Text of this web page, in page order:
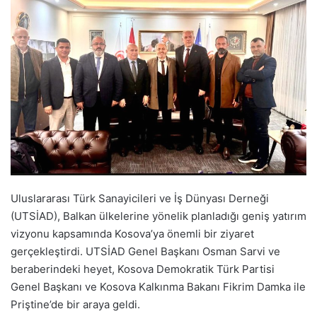
Uluslararası Türk Sanayicileri ve İş Dünyası Derneği
(UTSİAD), Balkan ülkelerine yönelik planladığı geniş yatırım
vizyonu kapsamında Kosova’ya önemli bir ziyaret
gerçekleştirdi. UTSİAD Genel Başkanı Osman Sarvi ve
beraberindeki heyet, Kosova Demokratik Türk Partisi
Genel Başkanı ve Kosova Kalkınma Bakanı Fikrim Damka ile
Priştine’de bir araya geldi.